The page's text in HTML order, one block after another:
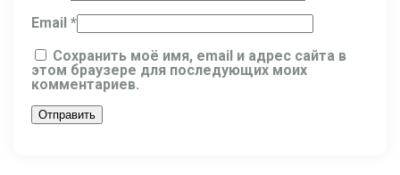
Email *
Сохранить моё имя, email и адрес сайта в
этом браузере для последующих моих
комментариев.